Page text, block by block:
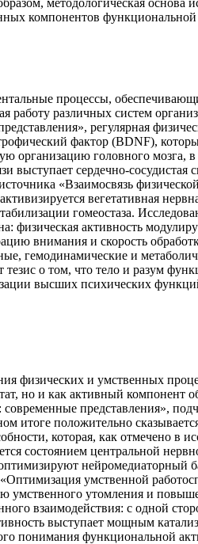
методологическая основа
компонентов функциональной
процессы,
работу различных систем
регулярная
фактор (BDNF),
организацию головного мозга, в
выступает сердечно-сосудистая
«Взаимосвязь
вегетативная
гомеостаза.
физическая активность
внимания и скорость
гемодинамические и
о том, что тело и разум
высших психических
физических и умственных
но и как активный компонент
представления»,
итоге положительно
которая, как отмечено в
состоянием центральной
нейромедиаторный
умственной
умственного утомления и
взаимодействия: с одной
выступает мощным
понимания функциональной